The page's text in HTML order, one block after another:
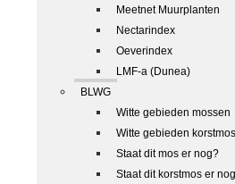
Meetnet Muurplanten
Nectarindex
Oeverindex
LMF-a (Dunea)
BLWG
Witte gebieden mossen
Witte gebieden
Staat dit mos er nog?
Staat dit korstmos er